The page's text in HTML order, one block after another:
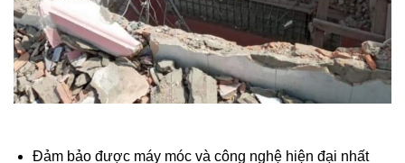
Đảm bảo được máy móc và công nghệ hiện đại nhất